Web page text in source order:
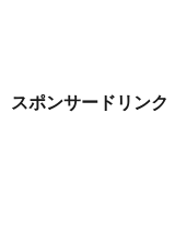
スポンサードリンク